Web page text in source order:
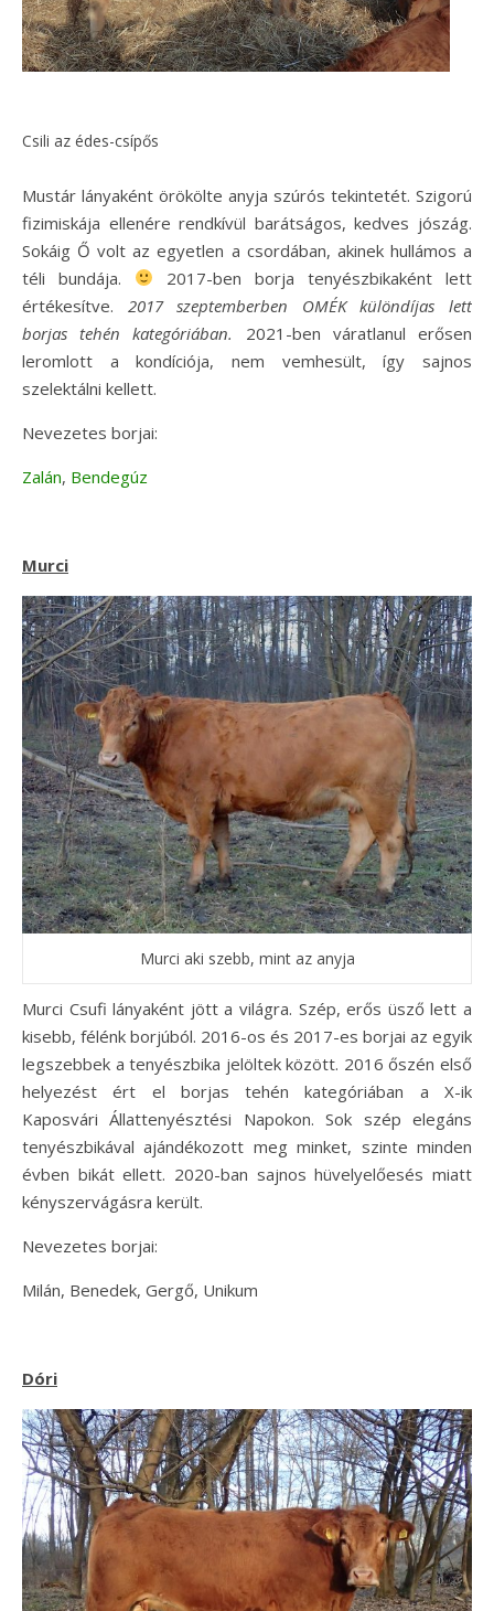
Csili az édes-csípős
Mustár lányaként örökölte anyja szúrós tekintetét. Szigorú
fizimiskája ellenére rendkívül barátságos, kedves jószág.
Sokáig Ő volt az egyetlen a csordában, akinek hullámos a
téli bundája.
2017-ben borja tenyészbikaként lett
értékesítve. 2017 szeptemberben OMÉK különdíjas lett
borjas tehén kategóriában. 2021-ben váratlanul erősen
leromlott a kondíciója, nem vemhesült, így sajnos
szelektálni kellett.
Nevezetes borjai:
Zalán, Bendegúz
Murci
Murci aki szebb, mint az anyja
Murci Csufi lányaként jött a világra. Szép, erős üsző lett a
kisebb, félénk borjúból. 2016-os és 2017-es borjai az egyik
legszebbek a tenyészbika jelöltek között. 2016 őszén első
helyezést ért el borjas tehén kategóriában a X-ik
Kaposvári Állattenyésztési Napokon. Sok szép elegáns
tenyészbikával ajándékozott meg minket, szinte minden
évben bikát ellett. 2020-ban sajnos hüvelyelőesés miatt
kényszervágásra került.
Nevezetes borjai:
Milán, Benedek, Gergő, Unikum
Dóri